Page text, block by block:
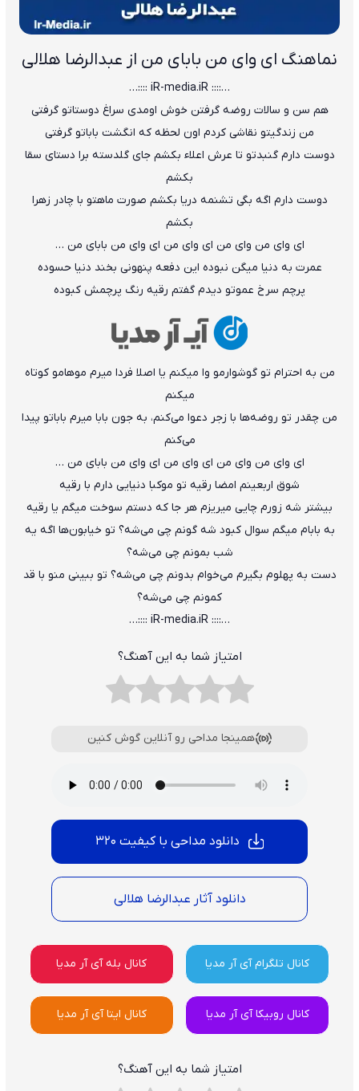
نماهنگ ای وای من بابای من از عبدالرضا هلالی
…:::: iR-media.iR ::::…
هم سن و سالات روضه گرفتن خوش اومدی سراغ دوستاتو گرفتی
من زندگیتو نقاشی کردم اون لحظه که انگشت باباتو گرفتی
دوست دارم گنبدتو تا عرش اعلاء بکشم جای گلدسته برا دستای سقا
بکشم
دوست دارم اگه بگی تشنمه دریا بکشم صورت ماهتو با چادر زهرا
بکشم
ای وای من وای من ای وای من ای وای من بابای من …
عمرت به دنیا میگن نبوده این دفعه پنهونی بخند دنیا حسوده
پرچم سرخ عموتو دیدم گفتم رقیه رنگ پرچمش کبوده
من به احترام تو گوشوارمو وا میکنم یا اصلا فردا میرم موهامو کوتاه
میکنم
من چقدر تو روضه‌ها با زجر دعوا می‌کنم، به جون بابا میرم باباتو پیدا
می‌کنم
ای وای من وای من ای وای من ای وای من بابای من …
شوق اربعینم امضا رقیه تو موکبا دنیایی دارم با رقیه
بیشتر شه زورم چایی میریزم هر جا که دستم سوخت میگم یا رقیه
به بابام میگم سوال کبود شه گونم چی می‌شه؟ تو خیابون‌ها اگه یه
شب بمونم چی می‌شه؟
دست به پهلوم بگیرم می‌خوام بدونم چی می‌شه؟ تو ببینی منو با قد
کمونم چی می‌شه؟
…:::: iR-media.iR ::::…
امتیاز شما به این آهنگ؟
همینجا مداحی رو آنلاین گوش کنین
دانلود مداحی با کیفیت 320
دانلود آثار عبدالرضا هلالی
کانال تلگرام آی آر مدیا کانال بله آی آر مدیا
کانال روبیکا آی آر مدیا کانال ایتا آی آر مدیا
امتیاز شما به این آهنگ؟